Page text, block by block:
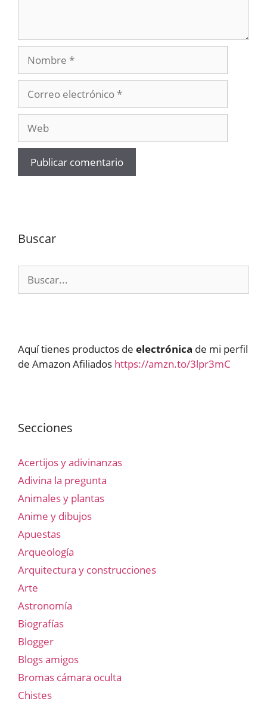
Nombre
electrónico
Buscar
Aquí tienes productos de electrónica de mi perfil
de Amazon Afiliados https://amzn.to/3lpr3mC
Secciones
Acertijos y adivinanzas
Adivina la pregunta
Animales y plantas
Anime y dibujos
Apuestas
Arqueología
Arquitectura y construcciones
Arte
Astronomía
Biografías
Blogger
Blogs amigos
Bromas cámara oculta
Chistes